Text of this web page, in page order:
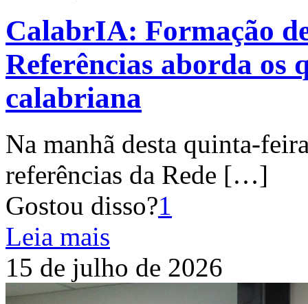
CalabrIA: Formação
Referências aborda os
calabriana
Na manhã desta quinta-
referências da Rede […]
Gostou disso?1
Leia mais
15 de julho de 2026